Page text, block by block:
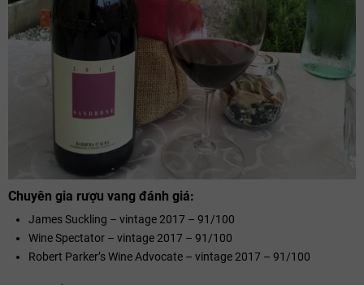
Chuyên gia rượu vang đánh giá:
James Suckling – vintage 2017 – 91/100
Wine Spectator – vintage 2017 – 91/100
Robert Parker’s Wine Advocate – vintage 2017 – 91/100